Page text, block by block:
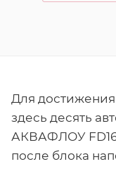
Для
здесь десять
АКВАФЛОУ
после блока